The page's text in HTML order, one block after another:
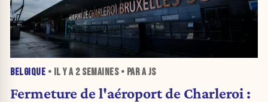
BELGIQUE • IL Y A 2 SEMAINES• PAR A JS
Fermeture de l'aéroport de Charleroi :